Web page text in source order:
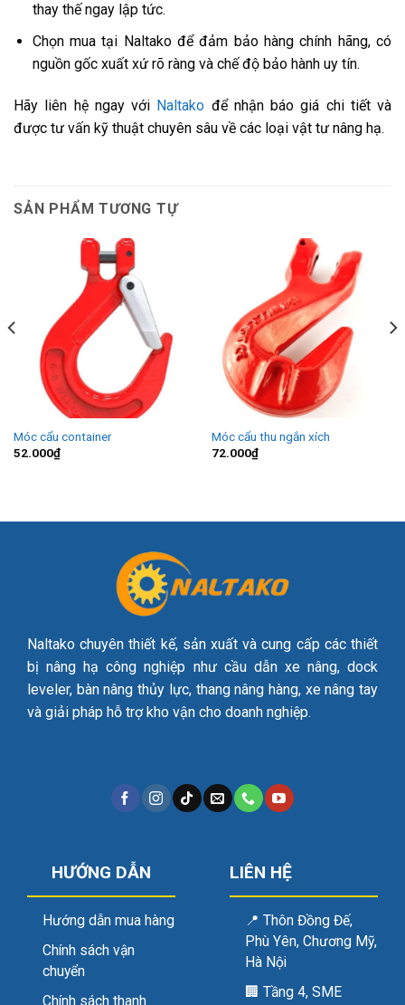
thay thế ngay lập tức.
Chọn mua tại Naltako để đảm bảo hàng chính hãng, có
nguồn gốc xuất xứ rõ ràng và chế độ bảo hành uy tín.
Hãy liên hệ ngay với Naltako để nhận báo giá chi tiết và
được tư vấn kỹ thuật chuyên sâu về các loại vật tư nâng hạ.
SẢN PHẨM TƯƠNG TỰ
Móc cẩu container
52.000₫
Móc cẩu thu ngắn xích
72.000₫
Naltako chuyên thiết kế, sản xuất và cung cấp các thiết
bị nâng hạ công nghiệp như cầu dẫn xe nâng, dock
leveler, bàn nâng thủy lực, thang nâng hàng, xe nâng tay
và giải pháp hỗ trợ kho vận cho doanh nghiệp.
HƯỚNG DẪN
Hướng dẫn mua hàng
Chính sách vận
chuyển
Chính sách thanh
LIÊN HỆ
📍 Thôn Đồng Đế,
Phù Yên, Chương Mỹ,
Hà Nội
🏢 Tầng 4, SME